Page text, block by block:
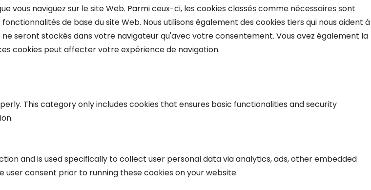
vous naviguez sur le site Web. Parmi ceux-ci, les cookies classés comme nécessaires sont
de base du site Web. Nous utilisons également des cookies tiers qui nous aident à
seront stockés dans votre navigateur qu'avec votre consentement. Vous avez également la
cookies peut affecter votre expérience de navigation.
This category only includes cookies that ensures basic functionalities and security
and is used specifically to collect user personal data via analytics, ads, other embedded
consent prior to running these cookies on your website.